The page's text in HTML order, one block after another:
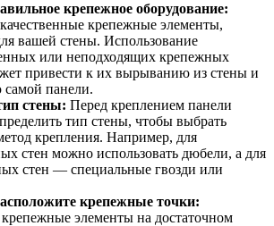
крепежное оборудование:
крепежные элементы,
вашей стены. Использование
или неподходящих крепежных
привести к их вырыванию из стены и
панели.
стены: Перед креплением панели
тип стены, чтобы выбрать
крепления. Например, для
стен можно использовать дюбели, а для
стен — специальные гвозди или
крепежные точки:
крепежные элементы на достаточном